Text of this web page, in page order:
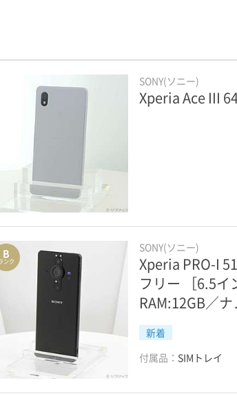
SONY(ソニー)
Xperia Ace III
B
ンク
SONY(ソニー)
Xperia PRO-I
フリー ［6.5
RAM:12GB／ナ
新着
付属品： SIMトレイ